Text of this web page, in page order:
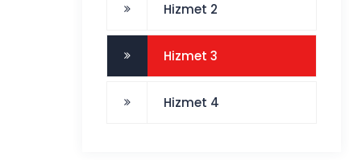
Hizmet 2
Hizmet 3
Hizmet 4